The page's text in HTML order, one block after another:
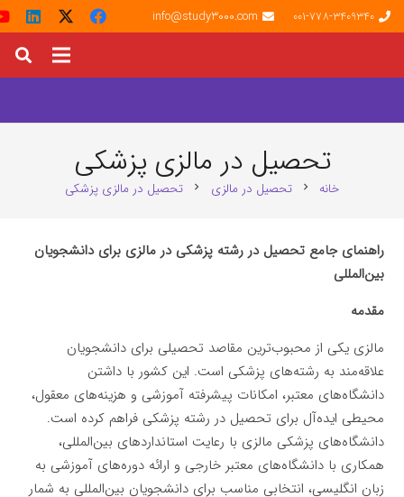
001-778-3409340
info@study3000.com
تحصیل در مالزی پزشکی
خانه chevron_right تحصیل در مالزی chevron_right تحصیل در مالزی پزشکی
راهنمای جامع تحصیل در رشته پزشکی در مالزی برای دانشجویان
بین‌المللی
مقدمه
مالزی یکی از محبوب‌ترین مقاصد تحصیلی برای دانشجویان
علاقه‌مند به رشته‌های پزشکی است. این کشور با داشتن
دانشگاه‌های معتبر، امکانات پیشرفته آموزشی و هزینه‌های معقول،
محیطی ایده‌آل برای تحصیل در رشته پزشکی فراهم کرده است.
دانشگاه‌های پزشکی مالزی با رعایت استانداردهای بین‌المللی،
همکاری با دانشگاه‌های معتبر خارجی و ارائه دوره‌های آموزشی به
زبان انگلیسی، انتخابی مناسب برای دانشجویان بین‌المللی به شمار